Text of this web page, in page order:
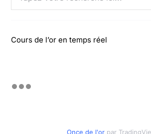
Cours de l’or en temps réel
Once de l'or par